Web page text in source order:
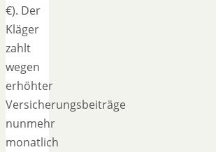
€). Der
Kläger
zahlt
wegen
erhöhter
Versicherungsbeiträge
nunmehr
monatlich